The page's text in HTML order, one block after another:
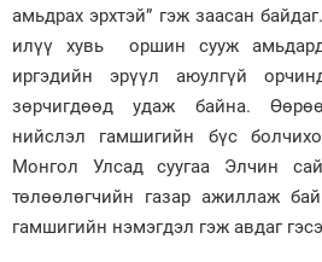
Дэлхий
Энтертайнмэнт
Зурхай
амьдрах эрхтэй” гэж заасан
илүү хувь оршин сууж
иргэдийн эрүүл аюулгүй
зөрчигдөөд удаж байна.
нийслэл гамшигийн бүс
Монгол Улсад суугаа Элчин
төлөөлөгчийн газар ажиллаж
гамшигийн нэмэгдэл гэж авдаг